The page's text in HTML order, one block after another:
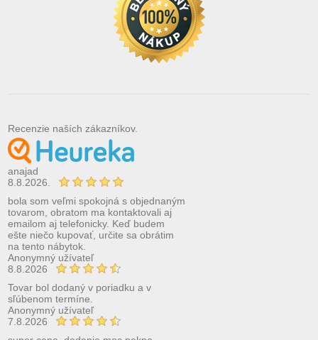
Recenzie naších zákazníkov.
anajad
8.8.2026.
bola som veľmi spokojná s objednaným
tovarom, obratom ma kontaktovali aj
emailom aj telefonicky. Keď budem
ešte niečo kupovať, určite sa obrátim
na tento nábytok.
Anonymný užívateľ
8.8.2026
Tovar bol dodaný v poriadku a v
sľúbenom termíne.
Anonymný užívateľ
7.8.2026